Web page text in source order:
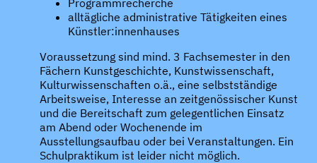
alltägliche administrative Tätigkeiten eines
Künstler:innenhauses
Voraussetzung sind mind. 3 Fachsemester in den
Fächern Kunstgeschichte, Kunstwissenschaft,
Kulturwissenschaften o.ä., eine selbstständige
Arbeitsweise, Interesse an zeitgenössischer Kunst
und die Bereitschaft zum gelegentlichen Einsatz
am Abend oder Wochenende im
Ausstellungsaufbau oder bei Veranstaltungen. Ein
Schulpraktikum ist leider nicht möglich.